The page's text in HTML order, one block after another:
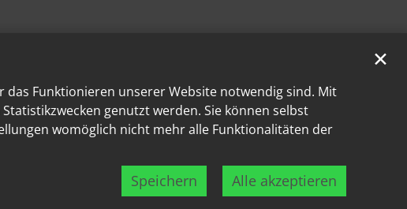
Funktionieren unserer Website notwendig sind. Mit
genutzt werden. Sie können selbst
womöglich nicht mehr alle Funktionalitäten der
Speichern Alle akzeptieren
✕